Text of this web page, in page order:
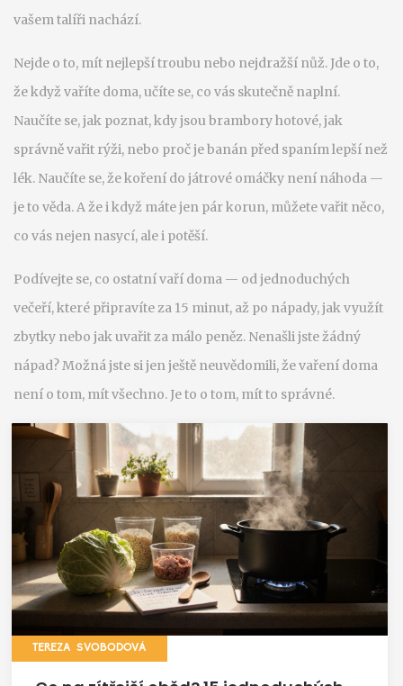
vašem talíři nachází.
Nejde o to, mít nejlepší troubu nebo nejdražší nůž. Jde o to,
že když vaříte doma, učíte se, co vás skutečně naplní.
Naučíte se, jak poznat, kdy jsou brambory hotové, jak
správně vařit rýži, nebo proč je banán před spaním lepší než
lék. Naučíte se, že koření do játrové omáčky není náhoda —
je to věda. A že i když máte jen pár korun, můžete vařit něco,
co vás nejen nasycí, ale i potěší.
Podívejte se, co ostatní vaří doma — od jednoduchých
večeří, které připravíte za 15 minut, až po nápady, jak využít
zbytky nebo jak uvařit za málo peněz. Nenašli jste žádný
nápad? Možná jste si jen ještě neuvědomili, že vaření doma
není o tom, mít všechno. Je to o tom, mít to správné.
TEREZA SVOBODOVÁ